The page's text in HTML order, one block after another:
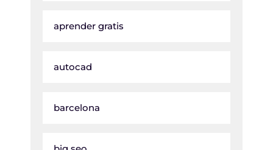
aprender gratis
autocad
barcelona